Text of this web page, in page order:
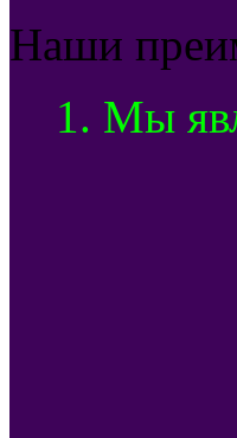
Наши
1. Мы